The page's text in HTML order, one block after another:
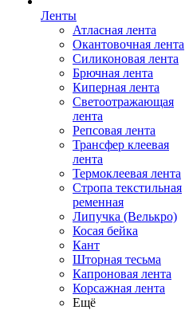
Ленты
Атласная лента
Окантовочная лента
Силиконовая лента
Брючная лента
Киперная лента
Светоотражающая
лента
Репсовая лента
Трансфер клеевая
лента
Термоклеевая лента
Стропа текстильная
ременная
Липучка (Велькро)
Косая бейка
Кант
Шторная тесьма
Капроновая лента
Корсажная лента
Ещё